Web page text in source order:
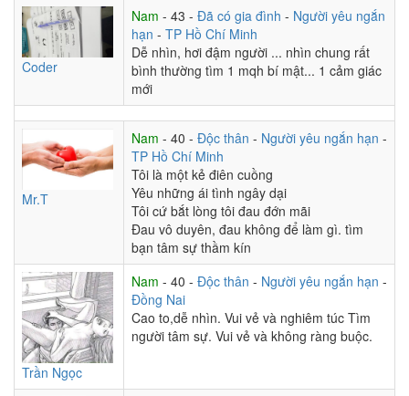
Coder
Nam - 43 - Đã có gia đình - Người yêu ngắn
hạn - TP Hồ Chí Minh
Dễ nhìn, hơi đậm người ... nhìn chung rất
bình thường tìm 1 mqh bí mật... 1 cảm giác
mới
Mr.T
Nam - 40 - Độc thân - Người yêu ngắn hạn -
TP Hồ Chí Minh
Tôi là một kẻ điên cuồng
Yêu những ái tình ngây dại
Tôi cứ bắt lòng tôi đau đớn mãi
Đau vô duyên, đau không để làm gì. tìm
bạn tâm sự thầm kín
Trần Ngọc
Nam - 40 - Độc thân - Người yêu ngắn hạn -
Đồng Nai
Cao to,dễ nhìn. Vui vẻ và nghiêm túc Tìm
người tâm sự. Vui vẻ và không ràng buộc.